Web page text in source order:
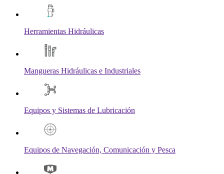
Herramientas Hidráulicas
Mangueras Hidráulicas e Industriales
Equipos y Sistemas de Lubricación
Equipos de Navegación, Comunicación y Pesca